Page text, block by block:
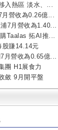
入熱區 淡水、...
月營收為0.26億...
浦7月營收為1.40...
購Taalas 拓AI推...
股賺14.14元
7月營收為0.65億...
團 H1展食力
斂 9月開平盤